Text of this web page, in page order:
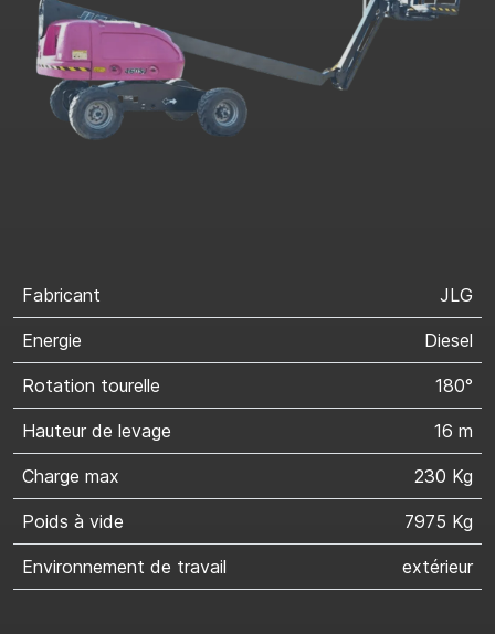
Fabricant JLG
Energie Diesel
Rotation tourelle 180°
Hauteur de levage 16 m
Charge max 230 Kg
Poids à vide 7975 Kg
Environnement de travail extérieur